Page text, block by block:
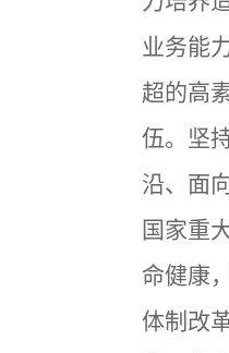
业务能
超的高
伍。坚
沿、面
国家重
命健康
体制改